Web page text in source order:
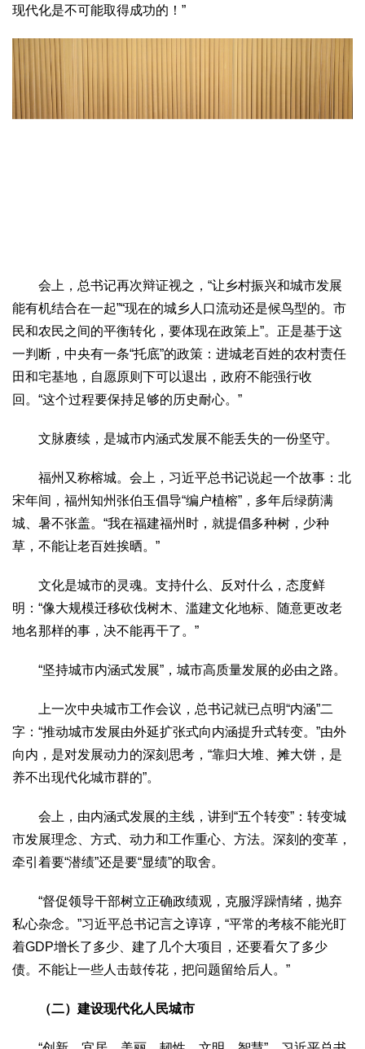
现代化是不可能取得成功的！”
会上，总书记再次辩证视之，“让乡村振兴和城市发展
能有机结合在一起”“现在的城乡人口流动还是候鸟型的。市
民和农民之间的平衡转化，要体现在政策上”。正是基于这
一判断，中央有一条“托底”的政策：进城老百姓的农村责任
田和宅基地，自愿原则下可以退出，政府不能强行收
回。“这个过程要保持足够的历史耐心。”
文脉赓续，是城市内涵式发展不能丢失的一份坚守。
福州又称榕城。会上，习近平总书记说起一个故事：北
宋年间，福州知州张伯玉倡导“编户植榕”，多年后绿荫满
城、暑不张盖。“我在福建福州时，就提倡多种树，少种
草，不能让老百姓挨晒。”
文化是城市的灵魂。支持什么、反对什么，态度鲜
明：“像大规模迁移砍伐树木、滥建文化地标、随意更改老
地名那样的事，决不能再干了。”
“坚持城市内涵式发展”，城市高质量发展的必由之路。
上一次中央城市工作会议，总书记就已点明“内涵”二
字：“推动城市发展由外延扩张式向内涵提升式转变。”由外
向内，是对发展动力的深刻思考，“靠归大堆、摊大饼，是
养不出现代化城市群的”。
会上，由内涵式发展的主线，讲到“五个转变”：转变城
市发展理念、方式、动力和工作重心、方法。深刻的变革，
牵引着要“潜绩”还是要“显绩”的取舍。
“督促领导干部树立正确政绩观，克服浮躁情绪，抛弃
私心杂念。”习近平总书记言之谆谆，“平常的考核不能光盯
着GDP增长了多少、建了几个大项目，还要看欠了多少
债。不能让一些人击鼓传花，把问题留给后人。”
（二）建设现代化人民城市